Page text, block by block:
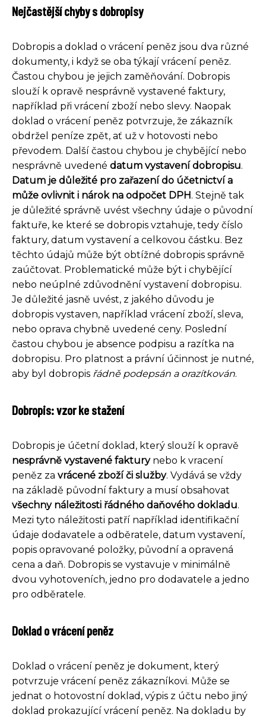
Nejčastější chyby s dobropisy
Dobropis a doklad o vrácení peněz jsou dva různé
dokumenty, i když se oba týkají vrácení peněz.
Častou chybou je jejich zaměňování. Dobropis
slouží k opravě nesprávně vystavené faktury,
například při vrácení zboží nebo slevy. Naopak
doklad o vrácení peněz potvrzuje, že zákazník
obdržel peníze zpět, ať už v hotovosti nebo
převodem. Další častou chybou je chybějící nebo
nesprávně uvedené datum vystavení dobropisu.
Datum je důležité pro zařazení do účetnictví a
může ovlivnit i nárok na odpočet DPH. Stejně tak
je důležité správně uvést všechny údaje o původní
faktuře, ke které se dobropis vztahuje, tedy číslo
faktury, datum vystavení a celkovou částku. Bez
těchto údajů může být obtížné dobropis správně
zaúčtovat. Problematické může být i chybějící
nebo neúplné zdůvodnění vystavení dobropisu.
Je důležité jasně uvést, z jakého důvodu je
dobropis vystaven, například vrácení zboží, sleva,
nebo oprava chybně uvedené ceny. Poslední
častou chybou je absence podpisu a razítka na
dobropisu. Pro platnost a právní účinnost je nutné,
aby byl dobropis řádně podepsán a orazítkován.
Dobropis: vzor ke stažení
Dobropis je účetní doklad, který slouží k opravě
nesprávně vystavené fakturynebo k vracení
peněz za vrácené zboží či služby. Vydává se vždy
na základě původní faktury a musí obsahovat
všechny náležitosti řádného daňového dokladu.
Mezi tyto náležitosti patří například identifikační
údaje dodavatele a odběratele, datum vystavení,
popis opravované položky, původní a opravená
cena a daň. Dobropis se vystavuje v minimálně
dvou vyhotoveních, jedno pro dodavatele a jedno
pro odběratele.
Doklad o vrácení peněz
Doklad o vrácení peněz je dokument, který
potvrzuje vrácení peněz zákazníkovi. Může se
jednat o hotovostní doklad, výpis z účtu nebo jiný
doklad prokazující vrácení peněz. Na dokladu by